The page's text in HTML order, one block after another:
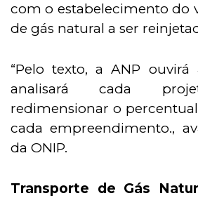
com o estabelecimento do
de gás natural a ser
“Pelo texto, a ANP ouvirá
analisará cada
redimensionar o
cada empreendimento.,
da ONIP.
Transporte de Gás